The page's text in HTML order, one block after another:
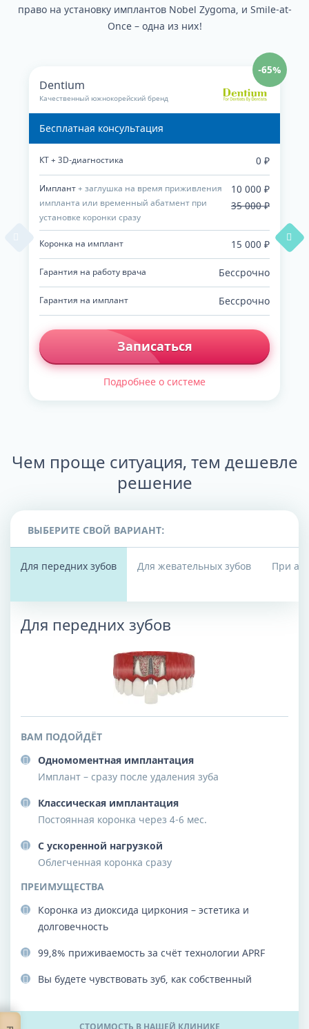
право на установку имплантов Nobel Zygoma, и Smile-at-
Once – одна из них!
-65%
Dentium
Качественный южнокорейский бренд
Бесплатная консультация
КТ + 3D-диагностика 0 ₽
Имплант+ заглушка на время приживления
импланта или временный абатмент при
установке коронки сразу
10 000 ₽
35 000 ₽
Коронка на имплант 15 000 ₽
Гарантия на работу врача Бессрочно
Гарантия на имплант Бессрочно
Записаться
Подробнее о системе
Чем проще ситуация, тем дешевле
решение
ВЫБЕРИТЕ СВОЙ ВАРИАНТ:
Для передних зубов Для жевательных зубов При
Для передних зубов
ВАМ ПОДОЙДЁТ
Одномоментная имплантация
Имплант – сразу после удаления зуба
Классическая имплантация
Постоянная коронка через 4-6 мес.
С ускоренной нагрузкой
Облегченная коронка сразу
ПРЕИМУЩЕСТВА
Коронка из диоксида циркония – эстетика и
долговечность
99,8% приживаемость за счёт технологии APRF
Вы будете чувствовать зуб, как собственный
СТОИМОСТЬ В НАШЕЙ КЛИНИКЕ